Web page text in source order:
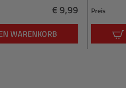
Regulärer Preis:
€ 9,99
WARENKORB
Preis